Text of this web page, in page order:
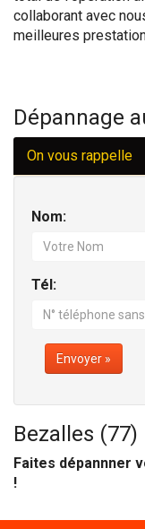
collaborant avec
meilleures
Dépannage
On vous rappelle
Nom:
Tél:
Envoyer »
Bezalles (77)
Faites dépannner
!